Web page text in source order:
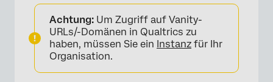
Informationen zu Vanity-URLs
URL auswählen
Subdomäne erwerben
Subdomänen-Umleitungen
Achtung: Um Zugriff auf Vanity-
URLs/-Domänen in Qualtrics zu
haben, müssen Sie ein Instanz für Ihr
Organisation.